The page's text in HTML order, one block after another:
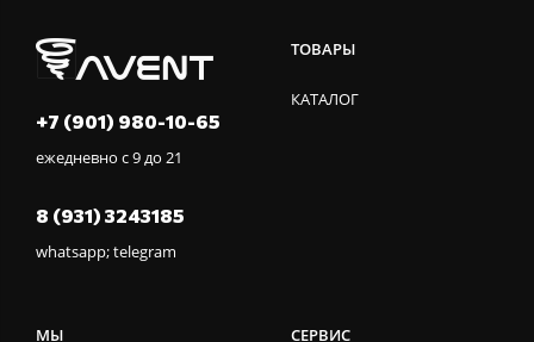
+7 (901) 980-10-65
ежедневно с 9 до 21
8 (931) 3243185
whatsapp; telegram
ТОВАРЫ
КАТАЛОГ
МЫ СЕРВИС